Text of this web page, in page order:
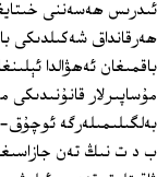
ئىدرىس ھەسەننى
ھەرقانداق شەكىلدىكى
باقمىغان ئەھۋالدا
مۇساپىرلار قانۇنىدىكى
بەلگىلىمىلەرگە
ب د ت نىڭ تەن